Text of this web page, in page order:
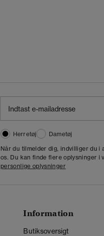
Herretøj
Dametøj
Når du tilmelder dig, indvilliger du i
os. Du kan finde flere oplysninger i
personlige oplysninger
Information
Butiksoversigt